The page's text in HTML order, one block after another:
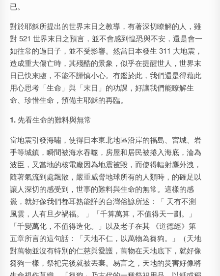
已。
對於耶穌所提出的世界末日之教導，有著深切瞭解的人，雖
對 521 世界末日之預言，並不會感到惶恐與不安，還是會一
如往常的過日子，並不受影響。然當日本發生 311 大地震，
造成重大傷亡時，其殘酷的景象，似乎在提醒世人，世界末
日已快來臨，不能不謹慎小心。有鑑於此，我們還是得藉此
用心思考「生命」與「末日」的功課，好讓我們能瞭解生
命、珍惜生命，預備主耶穌的再臨。
1. 先看生命的難料與無常
當地震引發海嘯，使得日本東北地區沿岸的福島、宮城、岩
手等城鎮，瞬間被海水吞噬，房屋和居民被捲入海底，淪為
波臣，又當地的核電廠因為地震被毀，而使得輻射塵外洩，
隨著氣流到處飄散，嚴重威脅地球所有的人類時，的確足以
讓人深切的感受到，世事的難料與生命的無常。這樣的感
覺，就好像我們都耳熟能詳的台灣俗諺所述：「 天有不測
風雲，人有旦夕禍福。 」「千算萬算，不值得天一劃。」
「千變萬化，不值得造化。」以及老子在其 《道德經》第
五章所言的這句話：「天地不仁，以萬物為芻狗。」（天地
對萬物並沒有特別的仁慈與愛護，萬物在天地底下，就好像
芻狗一樣，祭祀完後就被丟棄。易言之，天地的災害好像將